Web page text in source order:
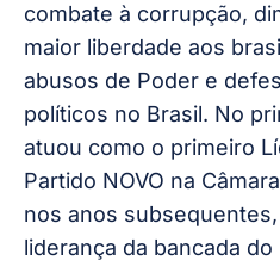
combate à corrupção,
maior liberdade aos
abusos de Poder e
políticos no Brasil. No
atuou como o primeiro
Partido NOVO na
nos anos
liderança da bancada do